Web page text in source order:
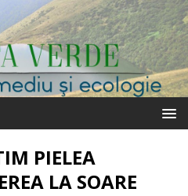
PIELEA
LA SOARE